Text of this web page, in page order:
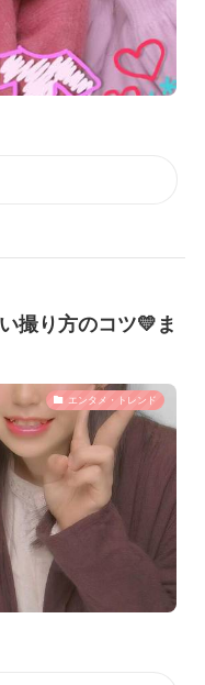
撮り方のコツ💛ま
エンタメ・トレンド